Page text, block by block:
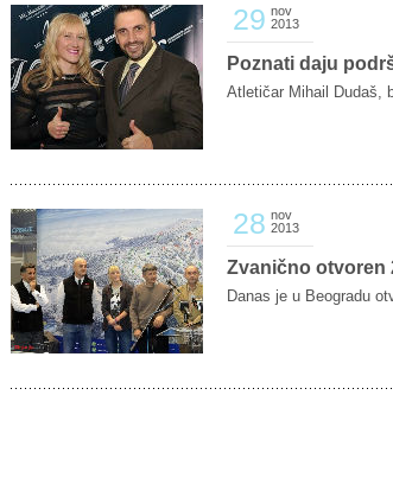
29 nov
2013
Poznati daju
Atletičar Mihail Dudaš,
28 nov
2013
Zvanično otvoren
Danas je u Beogradu